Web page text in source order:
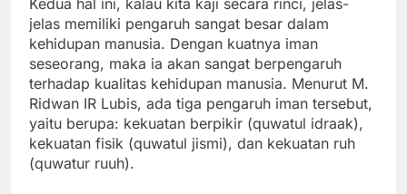
jelas memiliki pengaruh sangat besar dalam
kehidupan manusia. Dengan kuatnya iman
seseorang, maka ia akan sangat berpengaruh
terhadap kualitas kehidupan manusia. Menurut M.
Ridwan IR Lubis, ada tiga pengaruh iman tersebut,
yaitu berupa: kekuatan berpikir (quwatul idraak),
kekuatan fisik (quwatul jismi), dan kekuatan ruh
(quwatur ruuh).